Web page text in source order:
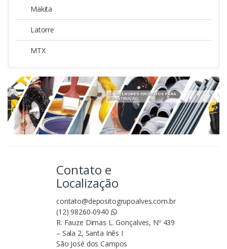
Makita
Latorre
MTX
Contato e
Localização
contato@depositogrupoalves.com.br
(12) 98260-0940
R. Fauze Dimas L. Gonçalves, Nº 439
– Sala 2, Santa Inês I
São José dos Campos